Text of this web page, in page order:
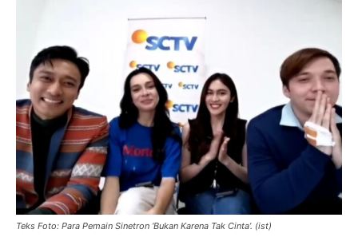
Teks Foto: Para Pemain Sinetron ‘Bukan Karena Tak Cinta’. (ist)